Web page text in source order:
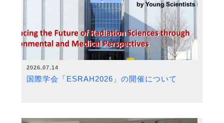
2026.07.14
国際学会「ESRAH2026」の開催について